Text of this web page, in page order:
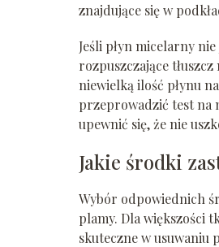
znajdujące się w
Jeśli płyn micelarny
rozpuszczające
niewielką ilość płynu
przeprowadzić test na
upewnić się, że nie
Jakie środki
Wybór odpowiednich
plamy. Dla większości
skuteczne w usuwaniu